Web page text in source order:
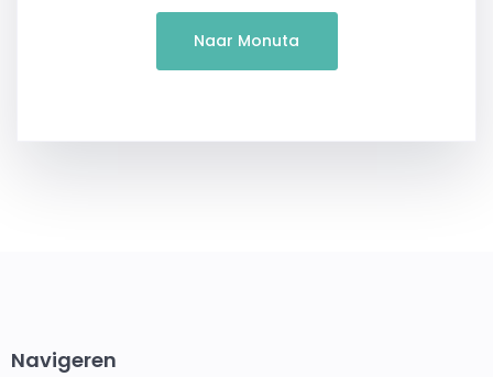
Naar Monuta
Navigeren